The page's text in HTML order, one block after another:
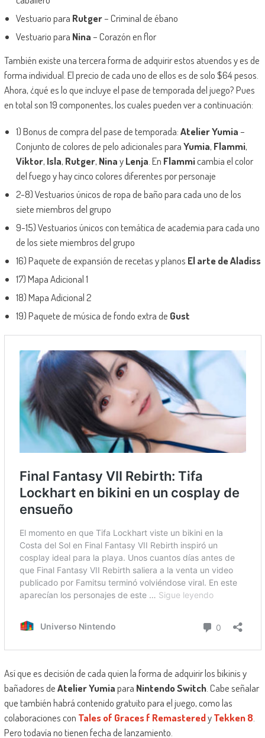
Vestuario para Rutger– Criminal de ébano
Vestuario para Nina– Corazón en flor
También existe una tercera forma de adquirir estos atuendos y es de
forma individual. El precio de cada uno de ellos es de solo $64 pesos.
Ahora, ¿qué es lo que incluye el pase de temporada del juego? Pues
en total son 19 componentes, los cuales pueden ver a continuación:
1) Bonus de compra del pase de temporada:Atelier Yumia–
Conjunto de colores de pelo adicionales paraYumia, Flammi,
Viktor, Isla, Rutger, NinayLenja . En Flammicambia el color
del fuego y hay cinco colores diferentes por personaje
2-8) Vestuarios únicos de ropa de baño para cada uno de los
siete miembros del grupo
9-15) Vestuarios únicos con temática de academia para cada uno
de los siete miembros del grupo
16) Paquete de expansión de recetas y planos El arte de Aladiss
17) Mapa Adicional 1
18) Mapa Adicional 2
19) Paquete de música de fondo extra de Gust
Así que es decisión de cada quien la forma de adquirir los bikinis y
bañadores deAtelier Yumiapara Nintendo Switch. Cabe señalar
que también habrá contenido gratuito para el juego, como las
colaboraciones con Tales of Graces f RemasteredyTekken 8
Pero todavía no tienen fecha de lanzamiento.